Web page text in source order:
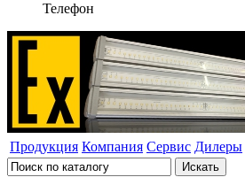
Телефон
Продукция Компания Сервис Дилеры